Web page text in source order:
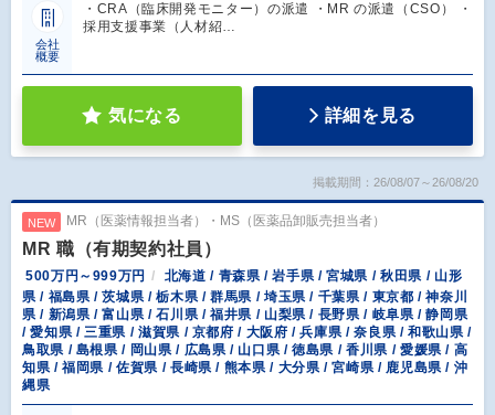
会社
概要
・CRA（臨床開発モニター）の派遣 ・MR の派遣（CSO） ・
採用支援事業（人材紹…
気になる 詳細を見る
掲載期間：26/08/07～26/08/20
NEW MR（医薬情報担当者）・MS（医薬品卸販売担当者）
MR 職（有期契約社員）
500万円～999万円
北海道 / 青森県 / 岩手県 / 宮城県 / 秋田県 / 山形
県 / 福島県 / 茨城県 / 栃木県 / 群馬県 / 埼玉県 / 千葉県 / 東京都 / 神奈川
県 / 新潟県 / 富山県 / 石川県 / 福井県 / 山梨県 / 長野県 / 岐阜県 / 静岡県
/ 愛知県 / 三重県 / 滋賀県 / 京都府 / 大阪府 / 兵庫県 / 奈良県 / 和歌山県 /
鳥取県 / 島根県 / 岡山県 / 広島県 / 山口県 / 徳島県 / 香川県 / 愛媛県 / 高
知県 / 福岡県 / 佐賀県 / 長崎県 / 熊本県 / 大分県 / 宮崎県 / 鹿児島県 / 沖
縄県